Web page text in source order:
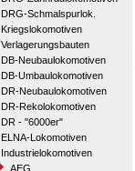
DRG-Schmalspurlok.
Kriegslokomotiven
Verlagerungsbauten
DB-Neubaulokomotiven
DB-Umbaulokomotiven
DR-Neubaulokomotiven
DR-Rekolokomotiven
DR - "6000er"
ELNA-Lokomotiven
Industrielokomotiven
AEG